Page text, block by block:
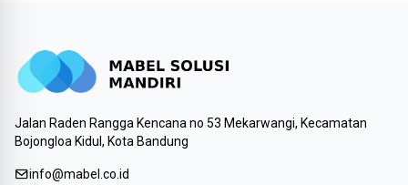
Jalan Raden Rangga Kencana no 53 Mekarwangi, Kecamatan
Bojongloa Kidul, Kota Bandung
info@mabel.co.id